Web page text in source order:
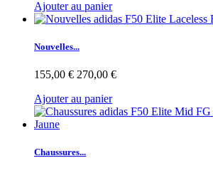
Ajouter au panier
Nouvelles...
155,00 € 270,00 €
Ajouter au panier
Chaussures...